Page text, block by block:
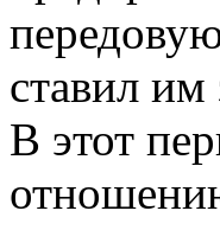
ставил
В этот